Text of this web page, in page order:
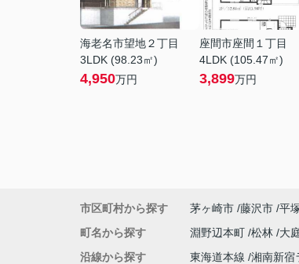
海老名市望地２丁目
3LDK (98.23㎡)
4,950万円
座間市座間１丁目
4LDK (105.47㎡)
3,899万円
市区町村から探す 茅ヶ崎市 藤沢市 平
町名から探す
淵野辺本町 松林 大
沿線から探す
東海道本線 湘南新宿